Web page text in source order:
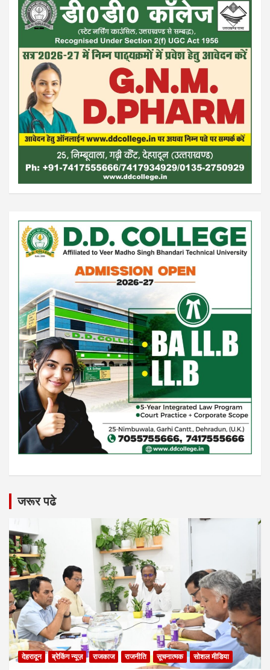
जरूर पढे
देहरादून ब्रेकिंग न्यूज़ राजकाज राजनीति सूचनात्मक सोशल मीडिया